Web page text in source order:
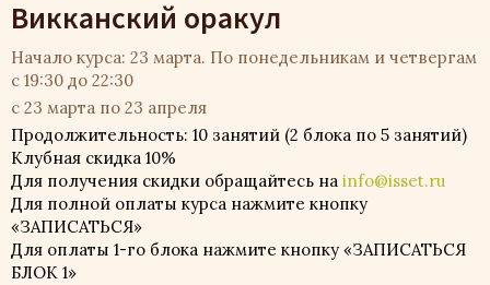
Викканский оракул
Начало курса: 23 марта. По понедельникам и четвергам
с 19:30 до 22:30
с 23 марта по 23 апреля
Продолжительность: 10 занятий (2 блока по 5 занятий)
Клубная скидка 10%
Для получения скидки обращайтесь на info@isset.ru
Для полной оплаты курса нажмите кнопку
«ЗАПИСАТЬСЯ»
Для оплаты 1-го блока нажмите кнопку «ЗАПИСАТЬСЯ
БЛОК 1»